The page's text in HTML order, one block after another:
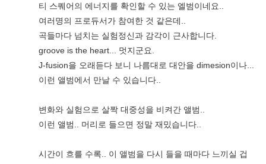
티 스퀘어의 에너지를 확인할 수 있는 엘범이네요..
여러명의 프로듀서가 참여한 것 같은데..
곡들마다 넘치는 실험정신과 감각이 근사합니다.
groove is the heart... 멋지군요.
J-fusion을 오래듣다 보니 나름대로 대안을 dimesion이나...
이런 앨범에서 만날 수 있습니다..
변화와 실험으로 살짝 대중성을 비켜간 앨범..
이런 앨범.. 머리로 들으면 정말 재밌습니다..
시간이 흐를 수록.. 이 앨범을 다시 들을 때마다 느끼실 겁